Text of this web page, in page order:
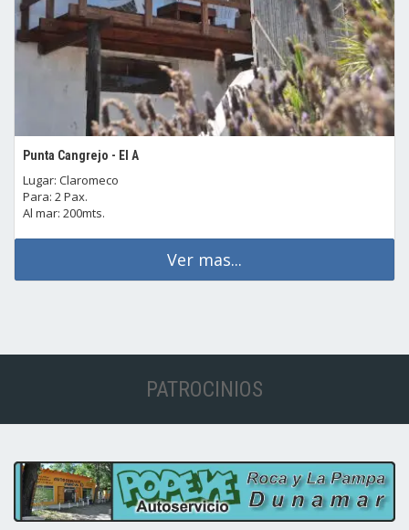
Punta Cangrejo - El A
Lugar: Claromeco
Para: 2 Pax.
Al mar: 200mts.
Ver mas...
PATROCINIOS